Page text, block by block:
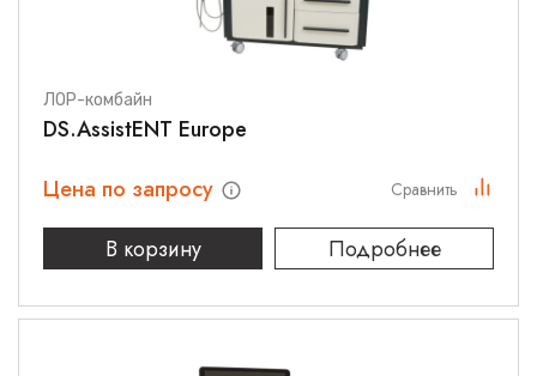
ЛОР-комбайн
DS.AssistENT Europe
Цена по запросу
В корзину
Подробнее
Сравнить